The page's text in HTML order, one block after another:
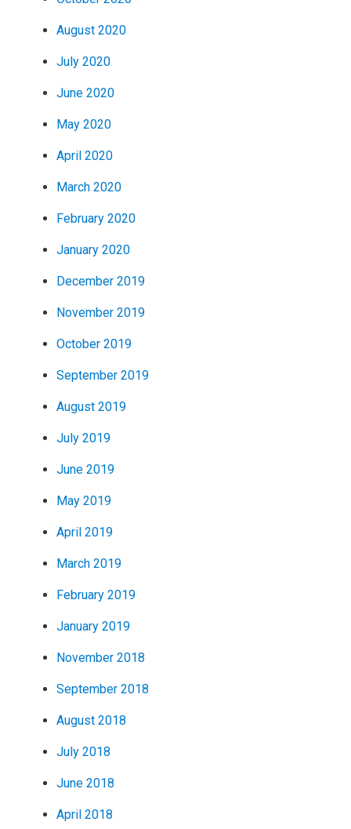
August 2020
July 2020
June 2020
May 2020
April 2020
March 2020
February 2020
January 2020
December 2019
November 2019
October 2019
September 2019
August 2019
July 2019
June 2019
May 2019
April 2019
March 2019
February 2019
January 2019
November 2018
September 2018
August 2018
July 2018
June 2018
April 2018